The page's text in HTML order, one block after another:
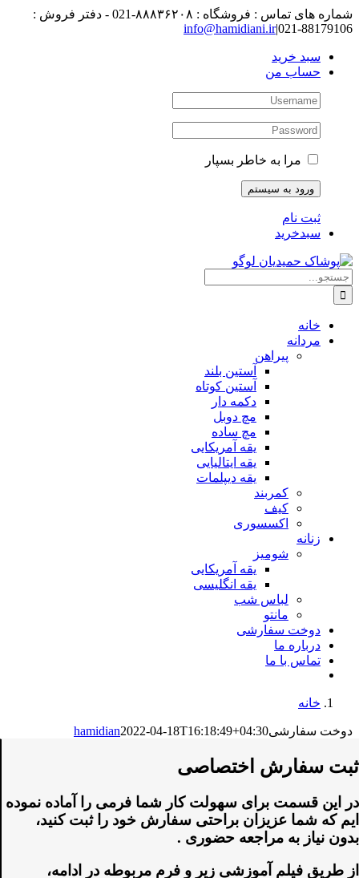
رفتن
به
شماره های تماس : فروشگاه : ۸۸۸۳۶۲۰۸-021 - دفتر فروش :
88179106-021
|
info@hamidiani.ir
سبد خرید
حساب من
مرا به خاطر بسپار
ثبت نام
سبدخرید
جستجو
برای:
خانه
مردانه
پیراهن
آستین بلند
آستین کوتاه
دکمه دار
مچ دوبل
مچ ساده
یقه آمریکایی
یقه ایتالیایی
یقه دیپلمات
کمربند
کیف
اکسسوری
زنانه
شومیز
یقه آمریکایی
یقه انگلیسی
لباس شب
مانتو
دوخت سفارشی
درباره ما
تماس با ما
خانه
دوخت سفارشی hamidian2022-04-18T16:18:49+04:30
ثبت سفارش اختصاصی
در این قسمت برای سهولت کار شما فرمی را آماده نموده
ایم که شما عزیزان براحتی سفارش خود را ثبت کنید،
بدون نیاز به مراجعه حضوری .
از طریق فیلم آموزشی زیر و فرم مربوطه در ادامه،